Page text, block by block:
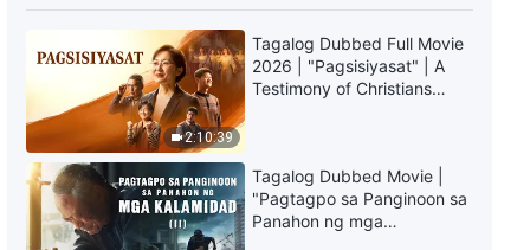
56:09
ang Pinakamagandang Pagpili
sa Aking Buhay
50:50
Tagalog Testimony Videos, Ep.
907: Ang Panahon Ko sa
Paggawa ng Tungkulin ng
Pagpapatuloy sa Bahay
2:10:39
Tagalog Dubbed Full Movie
2026 | "Pagsisiyasat" | A
Testimony of Christians
Tagalog Dubbed Movie |
"Pagtagpo sa Panginoon sa
Panahon ng mga